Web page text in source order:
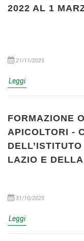
2022 AL 1
21/11/2025
Leggi
FORMAZIONE
APICOLTORI -
LAZIO E
31/10/2025
Leggi